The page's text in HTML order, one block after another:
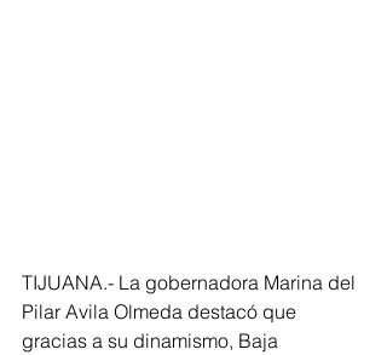
TIJUANA.- La gobernadora Marina del
Pilar Avila Olmeda destacó que
gracias a su dinamismo, Baja